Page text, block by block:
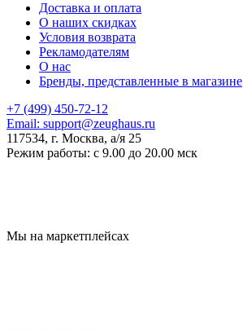
Доставка и оплата
О наших скидках
Условия возврата
Рекламодателям
О нас
Бренды, представленные в магазине
+7 (499) 450-72-12
Email: support@zeughaus.ru
117534, г. Москва, а/я 25
Режим работы: с 9.00 до 20.00 мск
Мы на маркетплейсах